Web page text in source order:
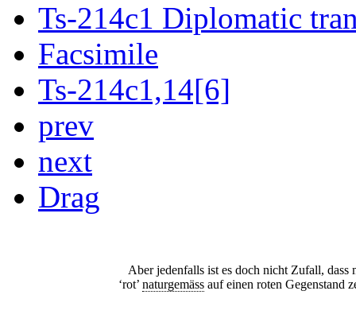
Ts-214c1 Diplomatic
Facsimile
Ts-214c1,14[6]
prev
next
Drag
Aber jedenfalls ist es doch nicht Zufall, dass
‘rot’ naturgemäss auf einen roten Gegenstand